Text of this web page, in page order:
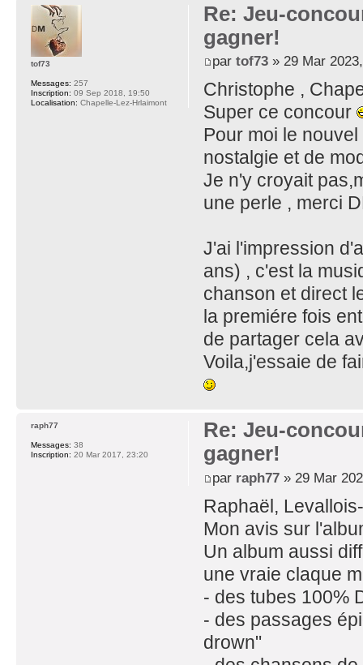
Re: Jeu-
gagner!
par tof73» 29 Mar
Christophe ,
Super ce concour
Pour moi le
nostalgie et de
Je n'y croyait
une perle , merci
J'ai l'impression
ans) , c'est la
chanson et direct
la premiére fois
de partager cela
Voila,j'essaie de
tof73
Messages: 257
Inscription: 09 Sep 2018, 19:50
Localisation: Chapelle-Lez-Hrlaimont
Re: Jeu-
gagner!
par raph77» 29 Mar
Raphaël,
Mon avis sur
Un album aussi
une vraie claque
- des tubes 100%
- des passages
drown"
raph77
Messages: 38
Inscription: 20 Mar 2017, 23:20